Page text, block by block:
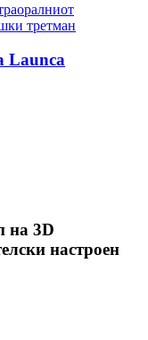
Launca
на 3D
настроен